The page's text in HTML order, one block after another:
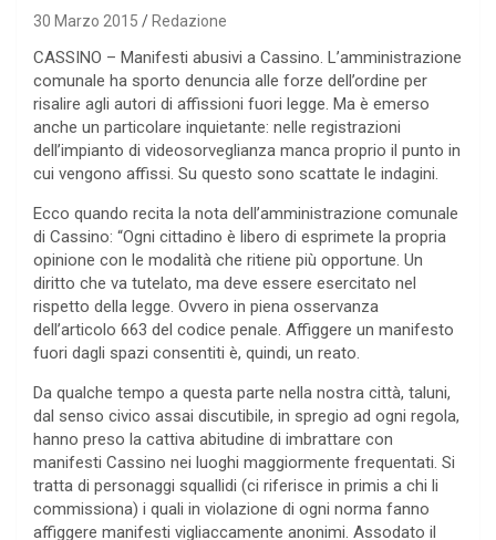
30 Marzo 2015 Redazione
CASSINO – Manifesti abusivi a Cassino. L’amministrazione
comunale ha sporto denuncia alle forze dell’ordine per
risalire agli autori di affissioni fuori legge. Ma è emerso
anche un particolare inquietante: nelle registrazioni
dell’impianto di videosorveglianza manca proprio il punto in
cui vengono affissi. Su questo sono scattate le indagini.
Ecco quando recita la nota dell’amministrazione comunale
di Cassino: “Ogni cittadino è libero di esprimete la propria
opinione con le modalità che ritiene più opportune. Un
diritto che va tutelato, ma deve essere esercitato nel
rispetto della legge. Ovvero in piena osservanza
dell’articolo 663 del codice penale. Affiggere un manifesto
fuori dagli spazi consentiti è, quindi, un reato.
Da qualche tempo a questa parte nella nostra città, taluni,
dal senso civico assai discutibile, in spregio ad ogni regola,
hanno preso la cattiva abitudine di imbrattare con
manifesti Cassino nei luoghi maggiormente frequentati. Si
tratta di personaggi squallidi (ci riferisce in primis a chi li
commissiona) i quali in violazione di ogni norma fanno
affiggere manifesti vigliaccamente anonimi. Assodato il